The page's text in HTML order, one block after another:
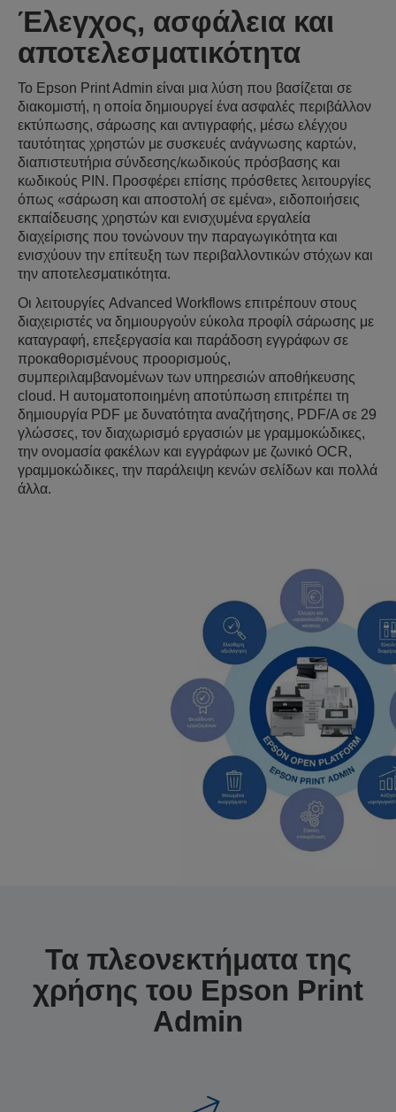
Έλεγχος, ασφάλεια και
αποτελεσματικότητα
Το Epson Print Admin είναι μια λύση που βασίζεται σε
διακομιστή, η οποία δημιουργεί ένα ασφαλές περιβάλλον
εκτύπωσης, σάρωσης και αντιγραφής, μέσω ελέγχου
ταυτότητας χρηστών με συσκευές ανάγνωσης καρτών,
διαπιστευτήρια σύνδεσης/κωδικούς πρόσβασης και
κωδικούς PIN. Προσφέρει επίσης πρόσθετες λειτουργίες
όπως «σάρωση και αποστολή σε εμένα», ειδοποιήσεις
εκπαίδευσης χρηστών και ενισχυμένα εργαλεία
διαχείρισης που τονώνουν την παραγωγικότητα και
ενισχύουν την επίτευξη των περιβαλλοντικών στόχων και
την αποτελεσματικότητα.
Οι λειτουργίες Advanced Workflows επιτρέπουν στους
διαχειριστές να δημιουργούν εύκολα προφίλ σάρωσης με
καταγραφή, επεξεργασία και παράδοση εγγράφων σε
προκαθορισμένους προορισμούς,
συμπεριλαμβανομένων των υπηρεσιών αποθήκευσης
cloud. Η αυτοματοποιημένη αποτύπωση επιτρέπει τη
δημιουργία PDF με δυνατότητα αναζήτησης, PDF/A σε 29
γλώσσες, τον διαχωρισμό εργασιών με γραμμοκώδικες,
την ονομασία φακέλων και εγγράφων με ζωνικό OCR,
γραμμοκώδικες, την παράλειψη κενών σελίδων και πολλά
άλλα.
Τα πλεονεκτήματα της
χρήσης του Epson Print
Admin